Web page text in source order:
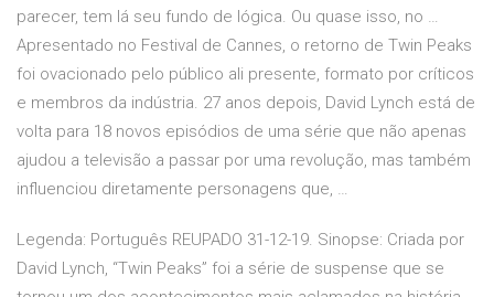
parecer, tem lá seu fundo de lógica. Ou quase isso, no …
Apresentado no Festival de Cannes, o retorno de Twin Peaks
foi ovacionado pelo público ali presente, formato por críticos
e membros da indústria. 27 anos depois, David Lynch está de
volta para 18 novos episódios de uma série que não apenas
ajudou a televisão a passar por uma revolução, mas também
influenciou diretamente personagens que, …
Legenda: Português REUPADO 31-12-19. Sinopse: Criada por
David Lynch, “Twin Peaks” foi a série de suspense que se